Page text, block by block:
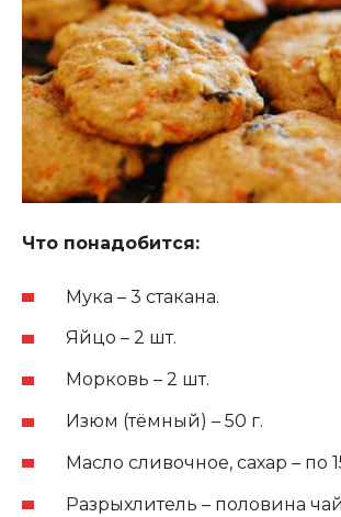
Что понадобится:
Мука – 3 стакана.
Яйцо – 2 шт.
Морковь – 2 шт.
Изюм (тёмный) – 50 г.
Масло сливочное, сахар – по
Разрыхлитель – половина